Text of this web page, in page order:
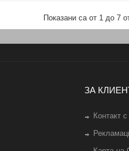
Показани са от 1 до 7
ЗА
Контакт